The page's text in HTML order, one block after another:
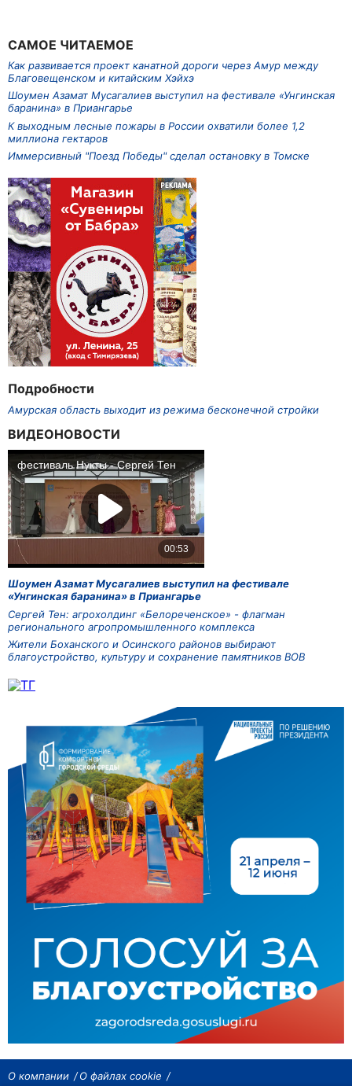
САМОЕ ЧИТАЕМОЕ
Как развивается проект канатной дороги через Амур между
Благовещенском и китайским Хэйхэ
Шоумен Азамат Мусагалиев выступил на фестивале «Унгинская
баранина» в Приангарье
К выходным лесные пожары в России охватили более 1,2
миллиона гектаров
Иммерсивный "Поезд Победы" сделал остановку в Томске
Подробности
Амурская область выходит из режима бесконечной стройки
ВИДЕОНОВОСТИ
Шоумен Азамат Мусагалиев выступил на фестивале
«Унгинская баранина» в Приангарье
Сергей Тен: агрохолдинг «Белореченское» - флагман
регионального агропромышленного комплекса
Жители Боханского и Осинского районов выбирают
благоустройство, культуру и сохранение памятников ВОВ
О компании
О файлах cookie